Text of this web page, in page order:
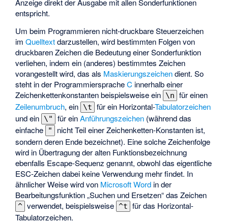
Anzeige direkt der Ausgabe mit allen Sonderfunktionen
entspricht.
Um beim Programmieren nicht-druckbare Steuerzeichen
imQuelltextdarzustellen, wird bestimmten Folgen von
druckbaren Zeichen die Bedeutung einer Sonderfunktion
verliehen, indem ein (anderes) bestimmtes Zeichen
vorangestellt wird, das als Maskierungszeichendient. So
steht in der ProgrammierspracheC innerhalb einer
Zeichenkettenkonstanten beispielsweise ein \n für einen
Zeilenumbruch, ein \t für ein Horizontal-Tabulatorzeichen
und ein \" für einAnführungszeichen (während das
einfache
"
nicht Teil einer Zeichenketten-Konstanten ist,
sondern deren Ende bezeichnet). Eine solche Zeichenfolge
wird in Übertragung der alten Funktionsbezeichnung
ebenfalls Escape-Sequenz genannt, obwohl das eigentliche
ESC-Zeichen dabei keine Verwendung mehr findet. In
ähnlicher Weise wird von Microsoft Word in der
Bearbeitungsfunktion „Suchen und Ersetzen“ das Zeichen
^ verwendet, beispielsweise ^t für das Horizontal-
Tabulatorzeichen.